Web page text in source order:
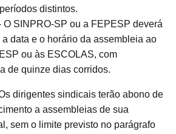
distintos.
O SINPRO-SP ou a FEPESP deverá
a data e o horário da assembleia ao
ou às ESCOLAS, com
de quinze dias corridos.
dirigentes sindicais terão abono de
a assembleias de sua
sem o limite previsto no parágrafo